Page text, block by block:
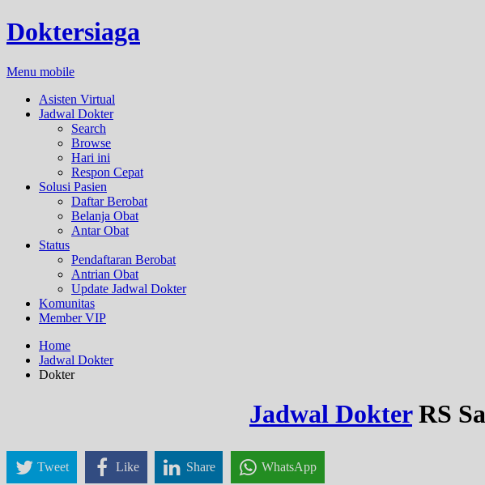
Doktersiaga
Menu mobile
Asisten Virtual
Jadwal Dokter
Search
Browse
Hari ini
Respon Cepat
Solusi Pasien
Daftar Berobat
Belanja Obat
Antar Obat
Status
Pendaftaran Berobat
Antrian Obat
Update Jadwal Dokter
Komunitas
Member VIP
Home
Jadwal Dokter
Dokter
Jadwal DokterRS
Tweet Like Share WhatsApp